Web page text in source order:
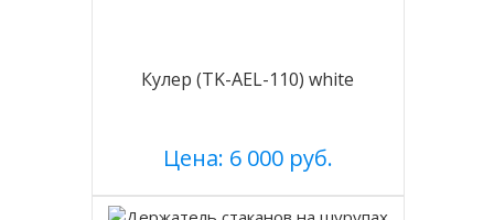
Кулер (TK-AEL-110) white
Цена: 6 000 руб.